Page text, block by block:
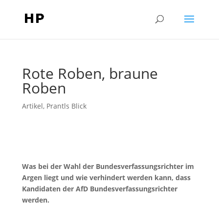
Rote Roben, braune
Roben
Artikel, Prantls Blick
Was bei der Wahl der Bundesverfassungsrichter im
Argen liegt und wie verhindert werden kann, dass
Kandidaten der AfD Bundesverfassungsrichter
werden.